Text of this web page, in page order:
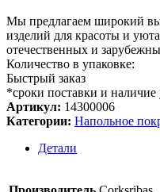
Мы предлагаем широкий
изделий для красоты и
отечественных и
Количество в упаковке:
Быстрый заказ
*сроки поставки и
Артикул: 14300006
Категории: Напольное
Детали